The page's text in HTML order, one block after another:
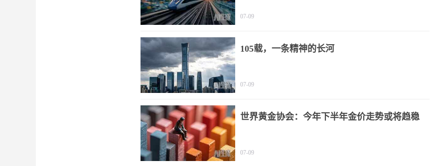
07-09
105载，一条精神的长河
07-09
世界黄金协会：今年下半年金价走势或将趋稳
07-09